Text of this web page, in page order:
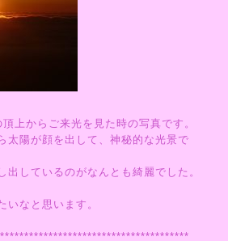
上からご来光を見た時の写真です。
太陽が顔を出して、神秘的な光景で
出しているのがなんとも綺麗でした。
いなと思います。